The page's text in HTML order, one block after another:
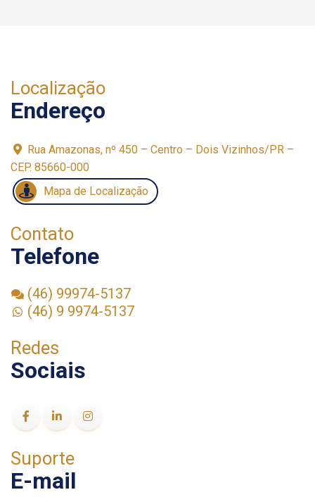
Localização
Endereço
Rua Amazonas, nº 450 – Centro – Dois Vizinhos/PR –
CEP. 85660-000
Mapa de Localização
Contato
Telefone
(46) 99974-5137
(46) 9 9974-5137
Redes
Sociais
Suporte
E-mail